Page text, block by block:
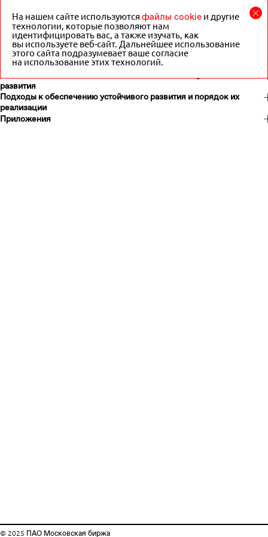
устойчивом
развитии ПАО
«Московская
Скачать PDF
Обзор системы отчетности Группы «Московская Биржа»
Ключевые результаты в области устойчивого развития
за 2024 год
развития
Подходы к обеспечению устойчивого развития и порядок их
реализации
Приложения
© 2025 ПАО Московская биржа
На нашем сайте используются файлы cookie и другие
технологии, которые позволяют нам
идентифицировать вас, а также изучать, как
вы используете веб-сайт. Дальнейшее использование
этого сайта подразумевает ваше согласие
на использование этих технологий.